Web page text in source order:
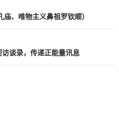
、唯物主义鼻祖罗钦顺）
谈录，传递正能量讯息